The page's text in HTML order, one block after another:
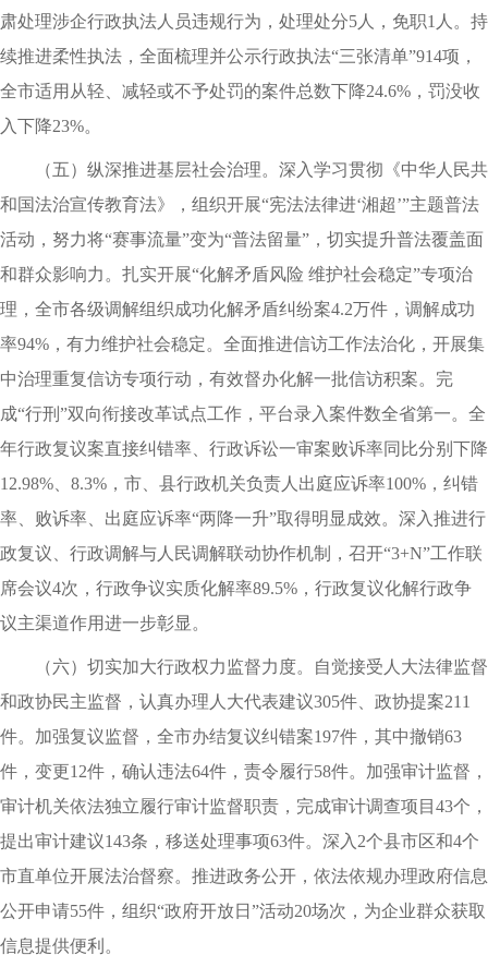
肃处理涉企行政执法人员违规行为，处理处分5人，免职1人。持
续推进柔性执法，全面梳理并公示行政执法“三张清单”914项，
全市适用从轻、减轻或不予处罚的案件总数下降24.6%，罚没收
入下降23%。
（五）纵深推进基层社会治理。深入学习贯彻《中华人民共
和国法治宣传教育法》，组织开展“宪法法律进‘湘超’”主题普法
活动，努力将“赛事流量”变为“普法留量”，切实提升普法覆盖面
和群众影响力。扎实开展“化解矛盾风险 维护社会稳定”专项治
理，全市各级调解组织成功化解矛盾纠纷案4.2万件，调解成功
率94%，有力维护社会稳定。全面推进信访工作法治化，开展集
中治理重复信访专项行动，有效督办化解一批信访积案。完
成“行刑”双向衔接改革试点工作，平台录入案件数全省第一。全
年行政复议案直接纠错率、行政诉讼一审案败诉率同比分别下降
12.98%、8.3%，市、县行政机关负责人出庭应诉率100%，纠错
率、败诉率、出庭应诉率“两降一升”取得明显成效。深入推进行
政复议、行政调解与人民调解联动协作机制，召开“3+N”工作联
席会议4次，行政争议实质化解率89.5%，行政复议化解行政争
议主渠道作用进一步彰显。
（六）切实加大行政权力监督力度。自觉接受人大法律监督
和政协民主监督，认真办理人大代表建议305件、政协提案211
件。加强复议监督，全市办结复议纠错案197件，其中撤销63
件，变更12件，确认违法64件，责令履行58件。加强审计监督，
审计机关依法独立履行审计监督职责，完成审计调查项目43个，
提出审计建议143条，移送处理事项63件。深入2个县市区和4个
市直单位开展法治督察。推进政务公开，依法依规办理政府信息
公开申请55件，组织“政府开放日”活动20场次，为企业群众获取
信息提供便利。